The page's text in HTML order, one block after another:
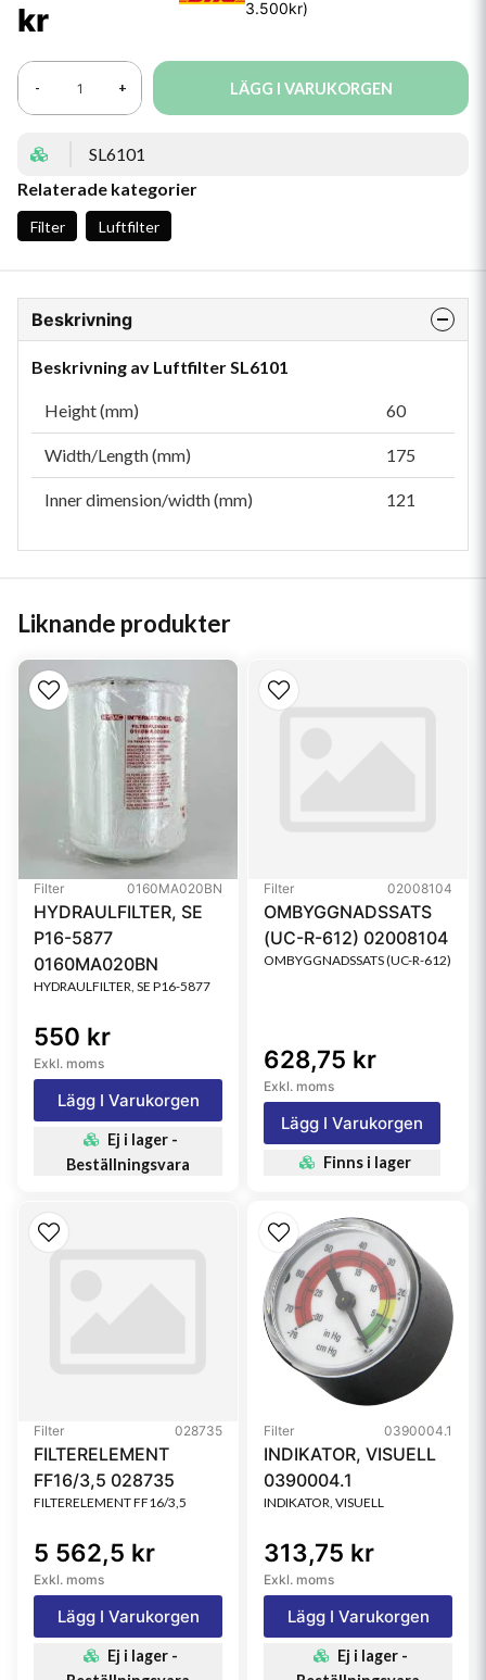
kr
- + LÄGG I VARUKORGEN
SL6101
Relaterade kategorier
Filter Luftfilter
Beskrivning
Beskrivning av Luftfilter SL6101
Height (mm) 60
Width/Length (mm) 175
Inner dimension/width (mm) 121
Liknande produkter
Filter 0160MA020BN
HYDRAULFILTER, SE
P16-5877
0160MA020BN
HYDRAULFILTER, SE P16-5877
550 kr
Exkl. moms
Lägg I Varukorgen
Ej i lager -
Beställningsvara
Filter 02008104
OMBYGGNADSSATS
(UC-R-612) 02008104
OMBYGGNADSSATS (UC-R-612)
628,75 kr
Exkl. moms
Lägg I Varukorgen
Finns i lager
Filter 028735
FILTERELEMENT
FF16/3,5 028735
FILTERELEMENT FF16/3,5
5 562,5 kr
Exkl. moms
Lägg I Varukorgen
Ej i lager -
Filter 0390004.1
INDIKATOR, VISUELL
0390004.1
INDIKATOR, VISUELL
313,75 kr
Exkl. moms
Lägg I Varukorgen
Ej i lager -